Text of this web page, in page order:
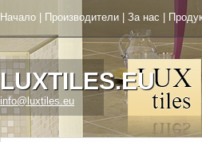
Начало Производители За нас
LUXTILES.EU
info@luxtiles.eu